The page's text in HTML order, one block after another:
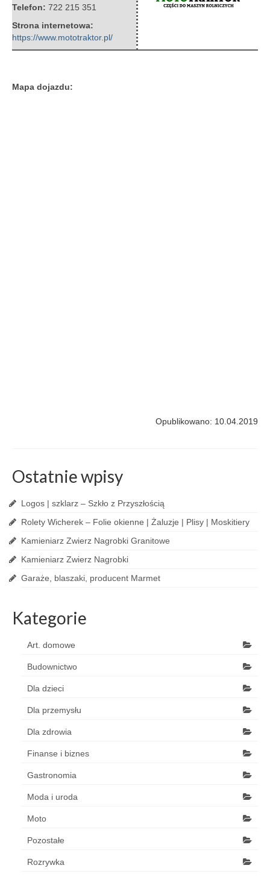
Telefon: 722 215 351
Strona internetowa:
https://www.mototraktor.pl/
Mapa dojazdu:
Opublikowano: 10.04.2019
Ostatnie wpisy
Logos | szklarz – Szkło z Przyszłością
Rolety Wicherek – Folie okienne | Żaluzje | Plisy | Moskitiery
Kamieniarz Zwierz Nagrobki Granitowe
Kamieniarz Zwierz Nagrobki
Garaże, blaszaki, producent Marmet
Kategorie
Art. domowe
Budownictwo
Dla dzieci
Dla przemysłu
Dla zdrowia
Finanse i biznes
Gastronomia
Moda i uroda
Moto
Pozostałe
Rozrywka